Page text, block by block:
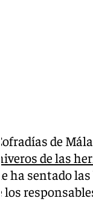
de
de las
ha sentado